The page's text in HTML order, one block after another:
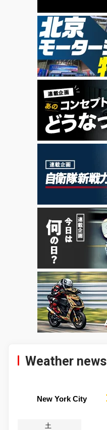
Weather news
New York City
土